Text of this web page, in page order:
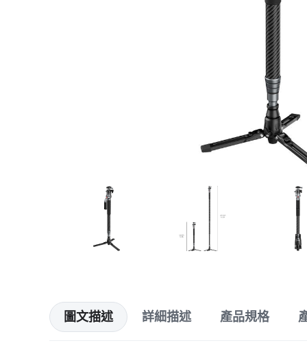
圖文描述 詳細描述 產品規格